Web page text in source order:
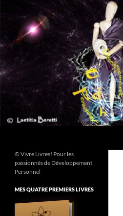
contenu
© Vivre Livres! Pour les
passionnés de Développement
Personnel
MES QUATRE PREMIERS LIVRES